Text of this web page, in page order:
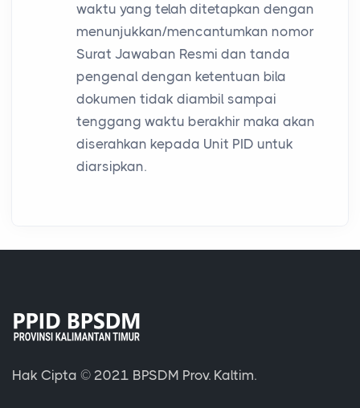
waktu yang telah ditetapkan dengan
menunjukkan/mencantumkan nomor
Surat Jawaban Resmi dan tanda
pengenal dengan ketentuan bila
dokumen tidak diambil sampai
tenggang waktu berakhir maka akan
diserahkan kepada Unit PID untuk
diarsipkan.
Hak Cipta © 2021 BPSDM Prov. Kaltim.